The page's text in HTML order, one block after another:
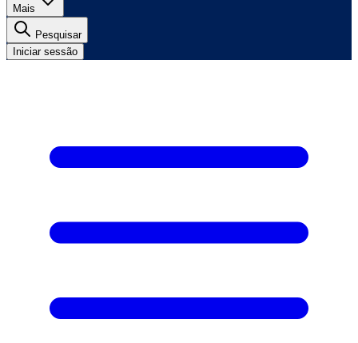
Mais
Pesquisar
Iniciar sessão